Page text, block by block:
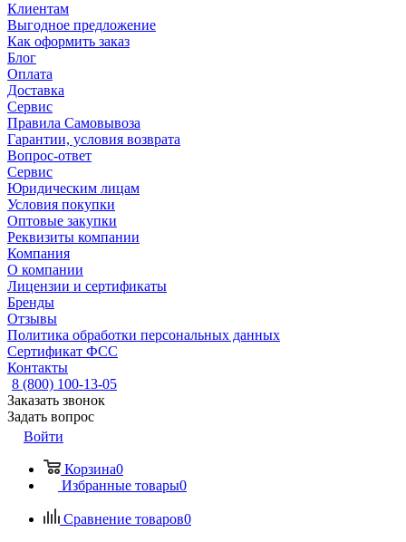
Клиентам
Выгодное предложение
Как оформить заказ
Блог
Оплата
Доставка
Сервис
Правила Самовывоза
Гарантии, условия возврата
Вопрос-ответ
Сервис
Юридическим лицам
Условия покупки
Оптовые закупки
Реквизиты компании
Компания
О компании
Лицензии и сертификаты
Бренды
Отзывы
Политика обработки персональных данных
Сертификат ФСС
Контакты
8 (800) 100-13-05
Заказать звонок
Задать вопрос
Войти
Корзина0
Избранные товары0
Сравнение товаров0